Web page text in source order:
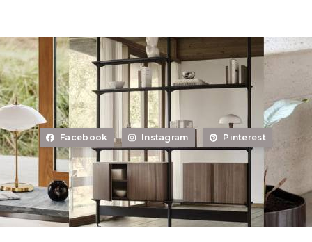
Facebook Instagram Pinterest